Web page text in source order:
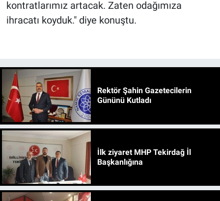
kontratlarımız artacak. Zaten odağımıza
ihracatı koyduk." diye konuştu.
Rektör Şahin Gazetecilerin
Gününü Kutladı
İlk ziyaret MHP Tekirdağ İl
Başkanlığına